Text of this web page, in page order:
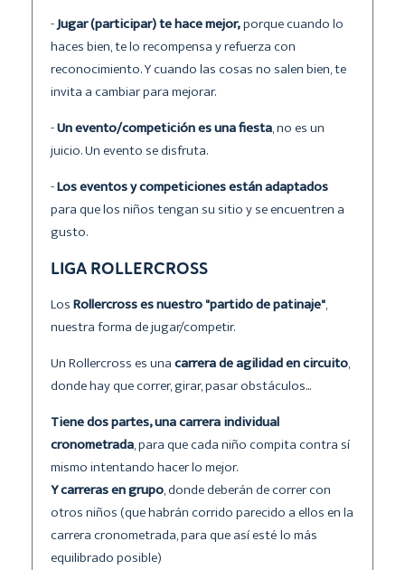
-Jugar (participar) te hace mejor,porque cuando lo
haces bien, te lo recompensa y refuerza con
reconocimiento. Y cuando las cosas no salen bien, te
invita a cambiar para mejorar.
-Un evento/competición es una fiesta, no es un
juicio. Un evento se disfruta.
-Los eventos y competiciones están adaptados
para que los niños tengan su sitio y se encuentren a
gusto.
LIGA ROLLERCROSS
LosRollercross es nuestro "partido de patinaje",
nuestra forma de jugar/competir.
Un Rollercross es unacarrera de agilidad en circuito,
donde hay que correr, girar, pasar obstáculos...
Tiene dos partes, una carrera individual
cronometrada, para que cada niño compita contra sí
mismo intentando hacer lo mejor.
Y carreras en grupo, donde deberán de correr con
otros niños (que habrán corrido parecido a ellos en la
carrera cronometrada, para que así esté lo más
equilibrado posible)